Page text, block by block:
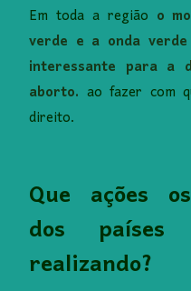
Em toda a região o
verde e a onda
interessante para a
aborto. ao fazer com
direito.
Que ações
dos países
realizando?